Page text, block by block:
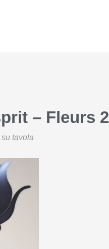
– Fleurs 2
tavola